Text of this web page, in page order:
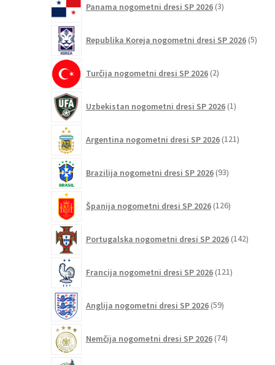
Panama nogometni dresi SP 2026 3izdelki
Republika Koreja nogometni dresi SP 2026 5
Turčija nogometni dresi SP 2026 2izdelka
Uzbekistan nogometni dresi SP 2026 1izdelek
Argentina nogometni dresi SP 2026 121izdelkov
Brazilija nogometni dresi SP 2026 93izdelkov
Španija nogometni dresi SP 2026 126izdelkov
Portugalska nogometni dresi SP 2026 142
Francija nogometni dresi SP 2026 121izdelkov
Anglija nogometni dresi SP 2026 59izdelkov
Nemčija nogometni dresi SP 2026 74izdelkov